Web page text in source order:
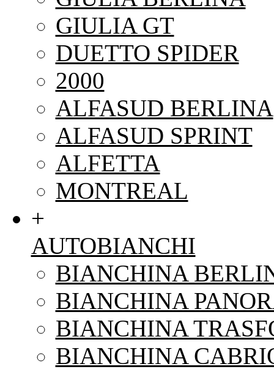
GIULIA GT
DUETTO SPIDER
2000
ALFASUD BERLINA
ALFASUD SPRINT
ALFETTA
MONTREAL
+
AUTOBIANCHI
BIANCHINA
BIANCHINA
BIANCHINA
BIANCHINA